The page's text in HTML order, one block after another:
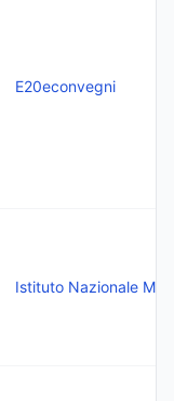
E20econvegni